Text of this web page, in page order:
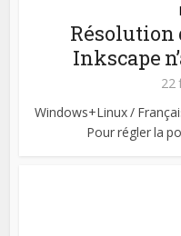
Résolution
Inkscape
22
Windows+Linux /
Pour régler la